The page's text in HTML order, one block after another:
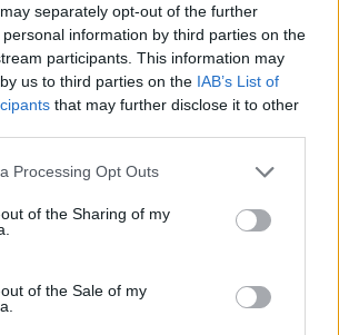
separately opt-out of the further
information by third parties on the
participants. This information may
us to third parties on the IAB’s List of
that may further disclose it to other
Processing Opt Outs
of the Sharing of my
of the Sale of my
στο newsletter
τους
την πολιτική απορρήτου